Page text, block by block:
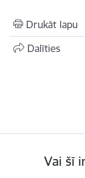
Drukāt lapu
Dalīties
Vai šī